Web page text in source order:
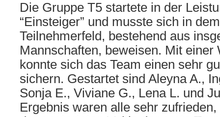
Die Gruppe T5 startete in der
“Einsteiger” und musste sich in
Teilnehmerfeld, bestehend aus
Mannschaften, beweisen. Mit einer
konnte sich das Team einen sehr
sichern. Gestartet sind Aleyna A.,
Sonja E., Viviane G., Lena L. und
Ergebnis waren alle sehr